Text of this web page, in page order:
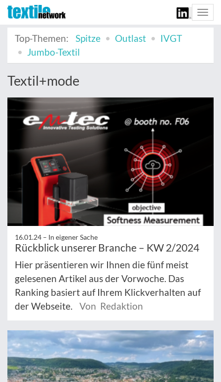
Top-Themen:
Spitze Outlast
IVGT
Jumbo-Textil
Textil+mode
16.01.24 – In eigener Sache
Rückblick unserer Branche – KW 2/2024
Hier präsentieren wir Ihnen die fünf meist
gelesenen Artikel aus der Vorwoche. Das
Ranking basiert auf Ihrem Klickverhalten auf
der Webseite.
Von Redaktion